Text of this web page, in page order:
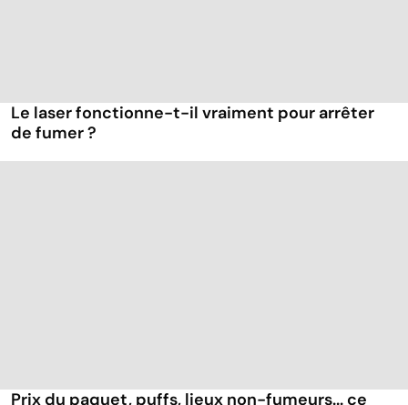
Le laser fonctionne-t-il vraiment pour arrêter
de fumer ?
Prix du paquet, puffs, lieux non-fumeurs... ce